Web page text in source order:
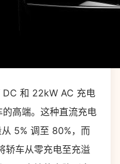
和 22kW AC 充电
高端。这种直流充电
5% 调至 80%，而
轿车从零充电至充溢